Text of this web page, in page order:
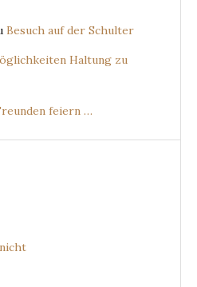
Besuch auf der Schulter
Haltung zu
feiern …